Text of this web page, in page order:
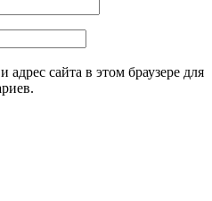
сайта в этом браузере для